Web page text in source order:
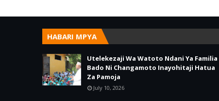
HABARI MPYA
Utelekezaji Wa Watoto Ndani Ya Familia
Bado Ni Changamoto Inayohitaji Hatua
Za Pamoja
July 10, 2026